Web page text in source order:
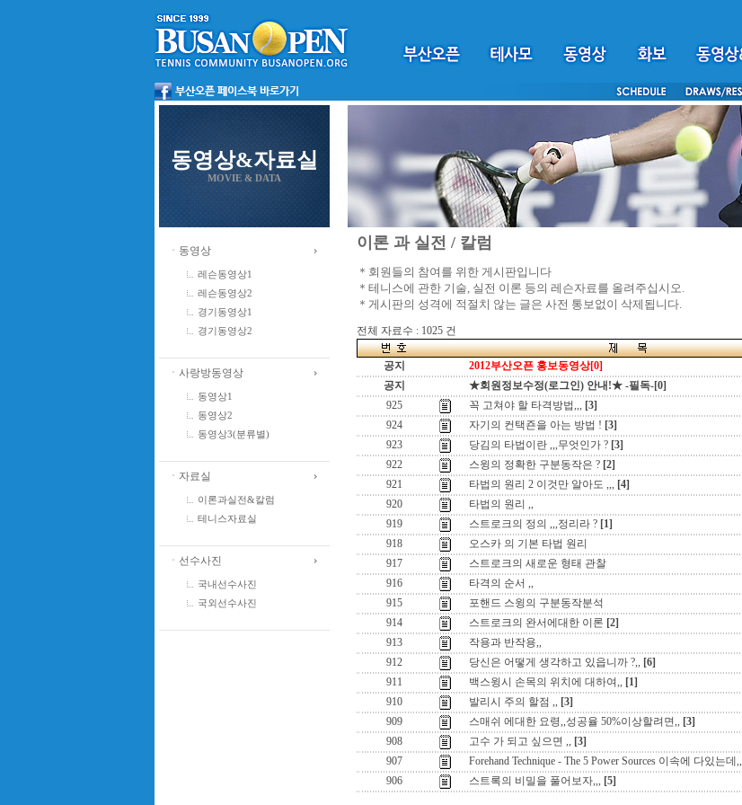
동영상&자료실
MOVIE & DATA
ㆍ동영상
레슨동영상1
레슨동영상2
경기동영상1
경기동영상2
ㆍ사랑방동영상
동영상1
동영상2
동영상3(분류별)
ㆍ자료실
이론과실전&칼럼
테니스자료실
ㆍ선수사진
국내선수사진
국외선수사진
이론 과 실전 / 칼럼
＊회원들의 참여를 위한 게시판입니다
＊테니스에 관한 기술, 실전 이론 등의 레슨자료를 올려주십시오.
＊게시판의 성격에 적절치 않는 글은 사전 통보없이 삭제됩니다.
전체 자료수 : 1025 건
공지 2012부산오픈 홍보동영상[0]
공지
★회원정보수정(로그인) 안내!★ -필독-[0]
925
꼭 고쳐야 할 타격방법,,, [3]
924
자기의 컨택죤을 아는 방법 ! [3]
923
당김의 타법이란 ,,,무엇인가 ? [3]
922
스윙의 정확한 구분동작은 ? [2]
921
타법의 원리 2 이것만 알아도 ,,, [4]
920
타법의 원리 ,,
919
스트로크의 정의 ,,,정리라 ? [1]
918
오스카 의 기본 타법 원리
917
스트로크의 새로운 형태 관찰
916
타격의 순서 ,,
915
포핸드 스윙의 구분동작분석
914
스트로크의 완서에대한 이론 [2]
913
작용과 반작용,,
912
당신은 어떻게 생각하고 있읍니까 ?,, [6]
911
백스윙시 손목의 위치에 대하여,, [1]
910
발리시 주의 할점 ,, [3]
909
스매쉬 에대한 요령,,성공율 50%이상할려면,, [3]
908
고수 가 되고 싶으면 ,, [3]
907
Forehand Technique - The 5 Power Sources 이속에 다있는데,,
906
스트록의 비밀을 풀어보자,,, [5]